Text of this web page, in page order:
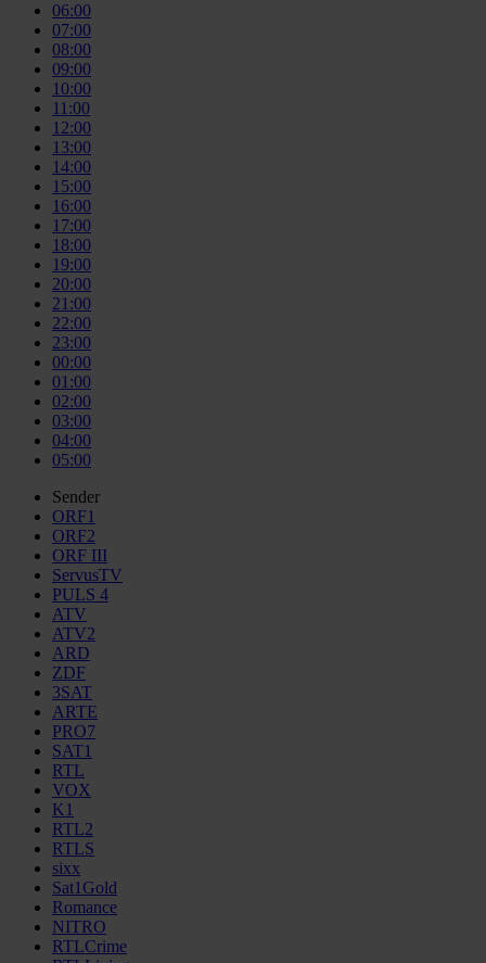
06:00
07:00
08:00
09:00
10:00
11:00
12:00
13:00
14:00
15:00
16:00
17:00
18:00
19:00
20:00
21:00
22:00
23:00
00:00
01:00
02:00
03:00
04:00
05:00
Sender
ORF1
ORF2
ORF III
ServusTV
PULS 4
ATV
ATV2
ARD
ZDF
3SAT
ARTE
PRO7
SAT1
RTL
VOX
K1
RTL2
RTLS
sixx
Sat1Gold
Romance
NITRO
RTLCrime